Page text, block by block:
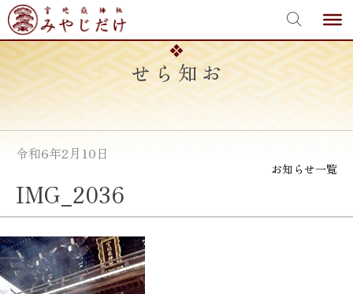
Skip
to
content
お知らせ
令和6年2月10日
お知らせ一覧
IMG_2036